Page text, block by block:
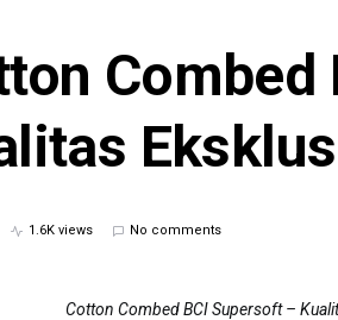
1.6K views No comments
Cotton Combed BCI Supersoft –